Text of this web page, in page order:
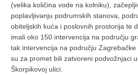
(velika količina vode na kolniku),
poplavljivanju podrumskih stanova,
obiteljskih kuća i poslovnih prostorija te
imali oko 150 intervencija na području
tak intervencija na području
su za promet bili zatvoreni podvožnjaci
Škorpikovoj ulici.